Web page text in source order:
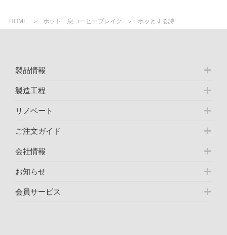
HOME ホット一息コーヒーブレイク ホッとする詩
製品情報
製造工程
リノベート
ご注文ガイド
会社情報
お知らせ
会員サービス